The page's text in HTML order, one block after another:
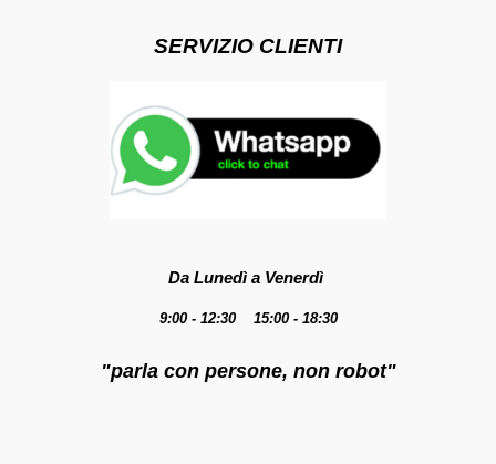
SERVIZIO CLIENTI
Da Lunedì a Venerdì
9:00 - 12:30 15:00 - 18:30
"parla con persone, non robot"